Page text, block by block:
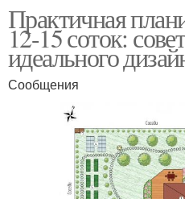
Практичная
12-15 соток:
идеального
Сообщения